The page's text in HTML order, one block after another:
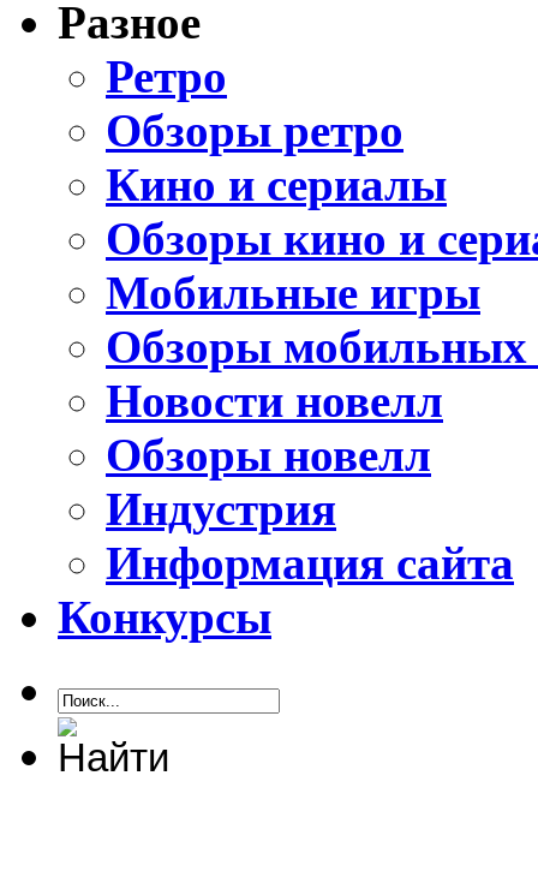
Разное
Ретро
Обзоры ретро
Кино и сериалы
Обзоры кино и
Мобильные игры
Обзоры мобильных
Новости новелл
Обзоры новелл
Индустрия
Информация сайта
Конкурсы